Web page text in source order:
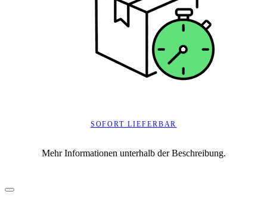
SOFORT LIEFERBAR
Mehr Informationen unterhalb der Beschreibung.